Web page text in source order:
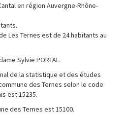
en région Auvergne-Rhône-
Les Ternes est de 24 habitants au
Sylvie PORTAL.
de la statistique et des études
des Ternes selon le code
est 15235.
des Ternes est 15100.